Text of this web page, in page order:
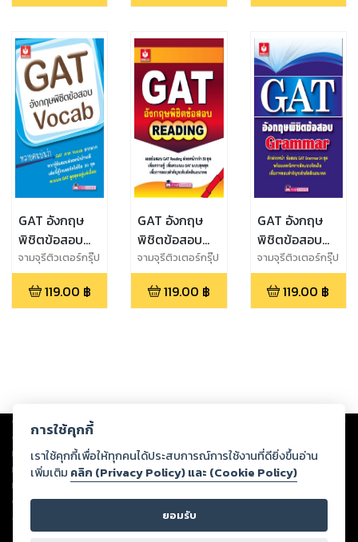
GAT อังกฤษ
พิชิตข้อสอบ
Vocab
จามจุรีติวเตอร์กรุ๊ป
119.00 ฿
GAT อังกฤษ
พิชิตข้อสอบ
Reading
จามจุรีติวเตอร์กรุ๊ป
119.00 ฿
GAT อังกฤษ
พิชิตข้อสอบ
Grammar
จามจุรีติวเตอร์กรุ๊ป
119.00 ฿
Copyright © 2026
ต่อผลงานหรือเนื้อหาใดที่อัปโหลดผ่านเว็บไซต์และปรากฏว่าละเมิดสิทธิใน
ทรัพย์สินทางปัญญาของบุคคลอื่นหรือขัดต่อกฎหมายและศีลธรรม ดังนั้น ผู้อ่าน
ทุกท่านโปรดใช้วิจารณญาณในการกลั่นกรองด้วยตนเอง และหากท่านพบว่าส่วน
หนึ่งส่วนใดขัดต่อกฎหมายและศีลธรรม กรุณาแจ้งมายังบริษัท เพื่อทีมงานจะได้
ดำเนินการในทันที ทั้งนี้ ทางสตอรี่ล็อกขอสงวนลิขสิทธิ์ตามพระราชบัญญัติ
ลิขสิทธิ์ พ.ศ. 2537 (ฉบับล่าสุด)
การใช้คุกกี้
เราใช้คุกกี้เพื่อให้ทุกคนได้ประสบการณ์การใช้งานที่ดียิ่งขึ้นอ่าน
เพิ่มเติม คลิก (Privacy Policy) และ (Cookie Policy)
ยอมรับ